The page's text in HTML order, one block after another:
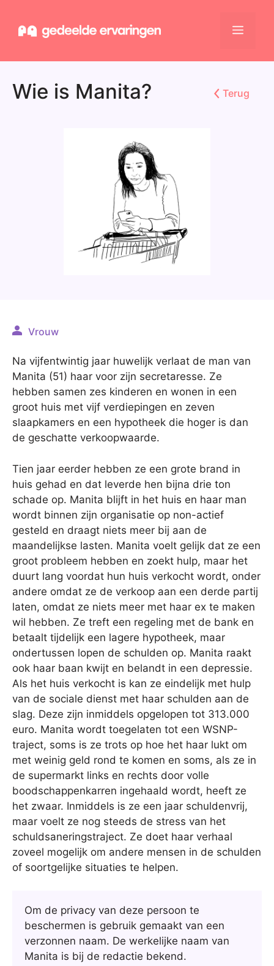
naar
Menu
Wie is Manita? Terug
Vrouw
Na vijfentwintig jaar huwelijk verlaat de man van
Manita (51) haar voor zijn secretaresse. Ze
hebben samen zes kinderen en wonen in een
groot huis met vijf verdiepingen en zeven
slaapkamers en een hypotheek die hoger is dan
de geschatte verkoopwaarde.
Tien jaar eerder hebben ze een grote brand in
huis gehad en dat leverde hen bijna drie ton
schade op. Manita blijft in het huis en haar man
wordt binnen zijn organisatie op non-actief
gesteld en draagt niets meer bij aan de
maandelijkse lasten. Manita voelt gelijk dat ze een
groot probleem hebben en zoekt hulp, maar het
duurt lang voordat hun huis verkocht wordt, onder
andere omdat ze de verkoop aan een derde partij
laten, omdat ze niets meer met haar ex te maken
wil hebben. Ze treft een regeling met de bank en
betaalt tijdelijk een lagere hypotheek, maar
ondertussen lopen de schulden op. Manita raakt
ook haar baan kwijt en belandt in een depressie.
Als het huis verkocht is kan ze eindelijk met hulp
van de sociale dienst met haar schulden aan de
slag. Deze zijn inmiddels opgelopen tot 313.000
euro. Manita wordt toegelaten tot een WSNP-
traject, soms is ze trots op hoe het haar lukt om
met weinig geld rond te komen en soms, als ze in
de supermarkt links en rechts door volle
boodschappenkarren ingehaald wordt, heeft ze
het zwaar. Inmiddels is ze een jaar schuldenvrij,
maar voelt ze nog steeds de stress van het
schuldsaneringstraject. Ze doet haar verhaal
zoveel mogelijk om andere mensen in de schulden
of soortgelijke situaties te helpen.
Om de privacy van deze persoon te
beschermen is gebruik gemaakt van een
verzonnen naam. De werkelijke naam van
Manita is bij de redactie bekend.